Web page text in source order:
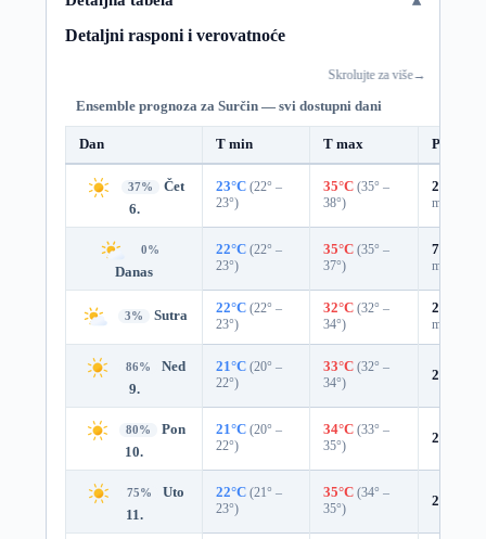
Detaljni rasponi i verovatnoće
Skrolujte za više→
Ensemble prognoza za Surčin — svi dostupni dani
Dan T min T max
37%
Čet
6.
23°C (22° –
23°)
35°C (35° –
38°)
29%
mm)
0%
Danas
22°C (22° –
23°)
35°C (35° –
37°)
71%
mm)
3% Sutra 22°C (22° –
23°)
32°C (32° –
34°)
29%
mm)
86%
Ned
9.
21°C (20° –
22°)
33°C (32° –
34°)
2%
80%
Pon
10.
21°C (20° –
22°)
34°C (33° –
35°)
2%
75%
Uto
11.
22°C (21° –
23°)
35°C (34° –
35°)
2%